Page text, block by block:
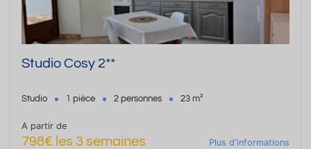
Studio Cosy 2**
Studio 1 pièce 2 personnes 23 m²
A partir de
798€ les 3 semaines Plus d'informations